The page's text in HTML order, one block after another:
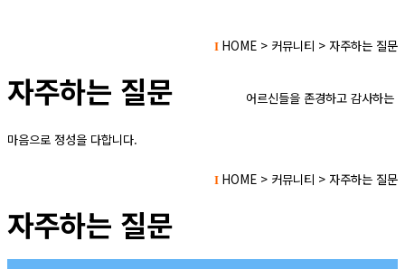
I HOME > 커뮤니티 > 자주하는 질문
자주하는 질문 어르신들을 존경하고 감사하는
마음으로 정성을 다합니다.
I HOME > 커뮤니티 > 자주하는 질문
자주하는 질문